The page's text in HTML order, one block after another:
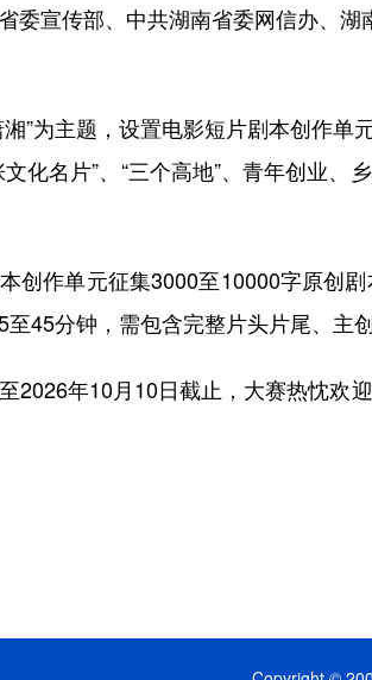
宣传部、中共湖南省委网信办、湖
为主题，设置电影短片剧本创作单
化名片”、“三个高地”、青年创业
作单元征集3000至10000字原创剧
45分钟，需包含完整片头片尾、主
年10月10日截止，大赛热忱欢